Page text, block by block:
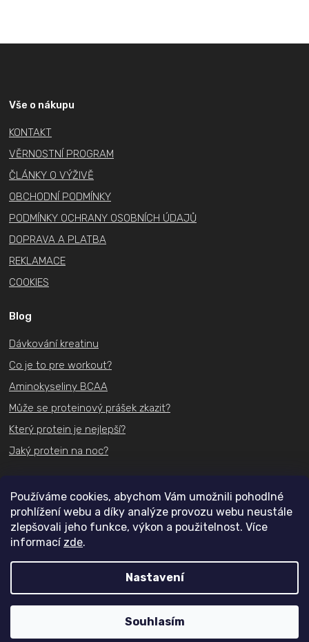
Používáme cookies, abychom Vám umožnili pohodlné
prohlížení webu a díky analýze provozu webu neustále
zlepšovali jeho funkce, výkon a použitelnost. Více
informací zde.
Nastavení
Souhlasím
Vše o nákupu
KONTAKT
VĚRNOSTNÍ PROGRAM
ČLÁNKY O VÝŽIVĚ
OBCHODNÍ PODMÍNKY
PODMÍNKY OCHRANY OSOBNÍCH ÚDAJŮ
DOPRAVA A PLATBA
REKLAMACE
COOKIES
Blog
Dávkování kreatinu
Co je to pre workout?
Aminokyseliny BCAA
Může se proteinový prášek zkazit?
Který protein je nejlepší?
Jaký protein na noc?
Kontakt
+420731 489 074
info@actifit.cz
Copyright 2026Actifit.cz. Všechna práva vyhrazena.